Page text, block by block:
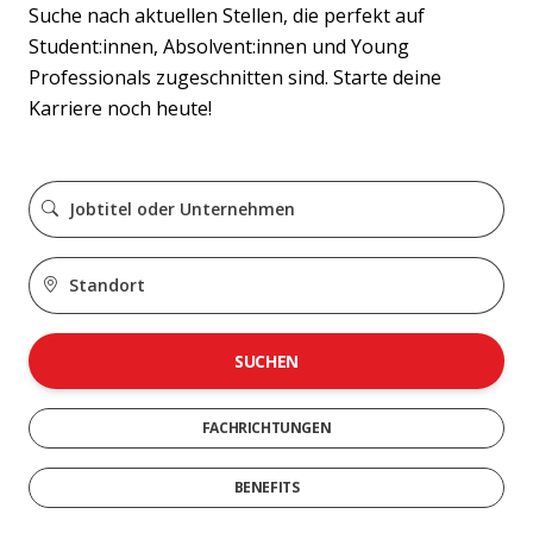
Suche nach aktuellen Stellen, die perfekt auf
Student:innen, Absolvent:innen und Young
Professionals zugeschnitten sind. Starte deine
Karriere noch heute!
SUCHEN
FACHRICHTUNGEN
BENEFITS